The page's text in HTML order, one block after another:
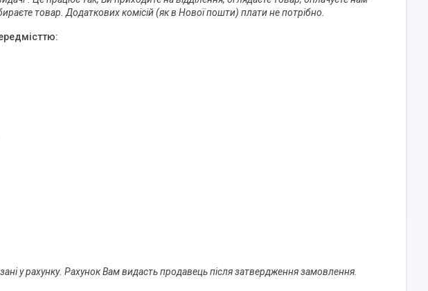
товар. Додаткових комісій (як в Нової пошти) плати не потрібно.
у рахунку. Рахунок Вам видасть продавець після затвердження замовлення.